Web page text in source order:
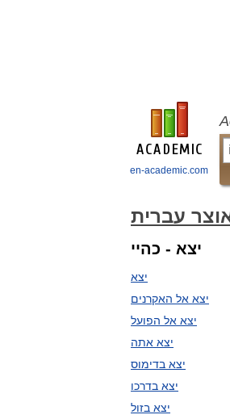
en-academic.com
עברית
יצא - כהיי
יצא
יצא אל האקרנים
יצא אל הפועל
יצא אתה
יצא בדימוס
יצא בדרכו
יצא בזול